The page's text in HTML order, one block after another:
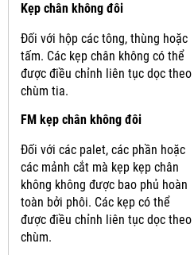
Kẹp chân không đôi
Đối với hộp các tông, thùng hoặc
tấm. Các kẹp chân không có thể
được điều chỉnh liên tục dọc theo
chùm tia.
FM kẹp chân không đôi
Đối với các palet, các phần hoặc
các mảnh cắt mà kẹp kẹp chân
không không được bao phủ hoàn
toàn bởi phôi. Các kẹp có thể
được điều chỉnh liên tục dọc theo
chùm.